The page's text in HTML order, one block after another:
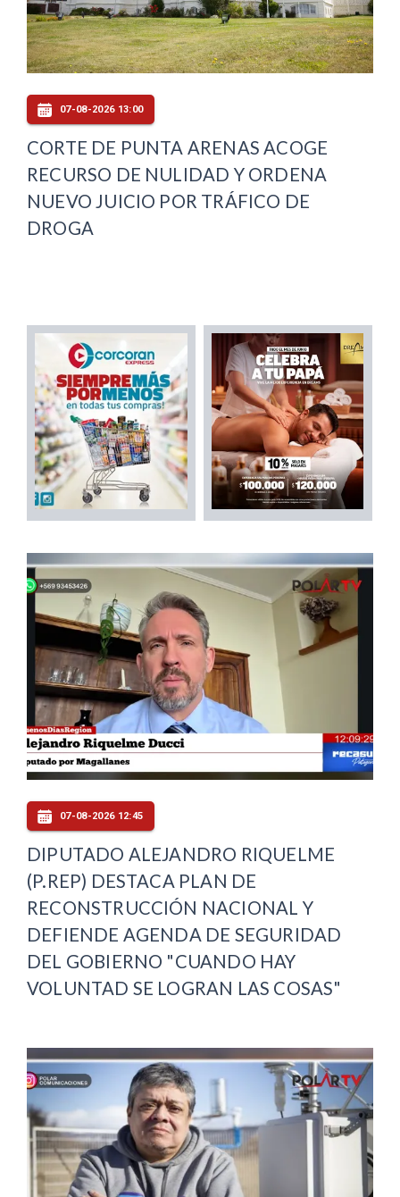
07-08-2026 13:00
CORTE DE PUNTA ARENAS ACOGE
RECURSO DE NULIDAD Y ORDENA
NUEVO JUICIO POR TRÁFICO DE
DROGA
07-08-2026 12:45
DIPUTADO ALEJANDRO RIQUELME
(P.REP) DESTACA PLAN DE
RECONSTRUCCIÓN NACIONAL Y
DEFIENDE AGENDA DE SEGURIDAD
DEL GOBIERNO "CUANDO HAY
VOLUNTAD SE LOGRAN LAS COSAS"